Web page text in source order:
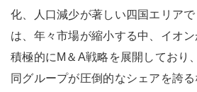
化、人口減少が著しい四国エリアで
は、年々市場が縮小する中、イオン
積極的にM＆A戦略を展開しており、
同グループが圧倒的なシェアを誇る